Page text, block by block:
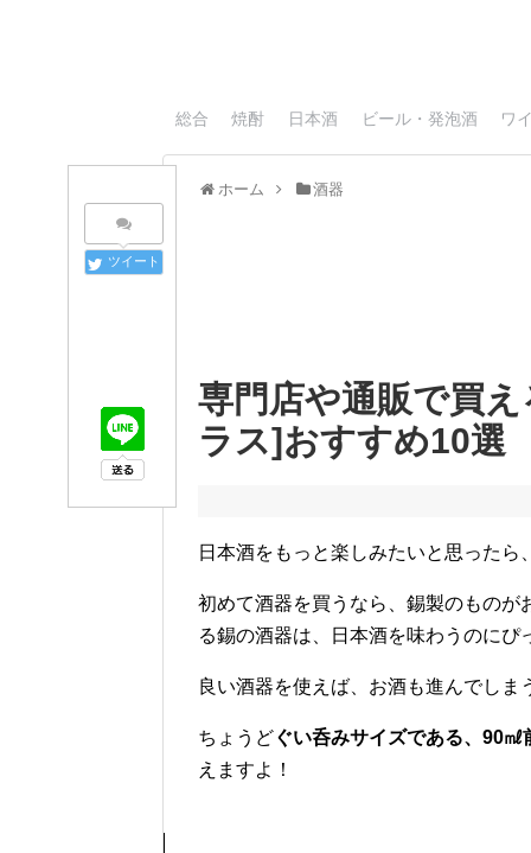
総合 焼酎 日本酒 ビール・発泡酒 ワ
ホーム 酒器
ツイート
専門店や通販で買
ラス]おすすめ10選
日本酒をもっと楽しみたいと思ったら
初めて酒器を買うなら、錫製のものが
る錫の酒器は、日本酒を味わうのにぴ
良い酒器を使えば、お酒も進んでしま
ちょうどぐい呑みサイズである、90㎖
えますよ！